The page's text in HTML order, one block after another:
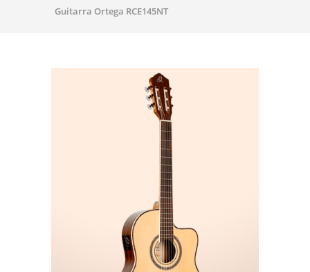
Guitarra Ortega RCE145NT